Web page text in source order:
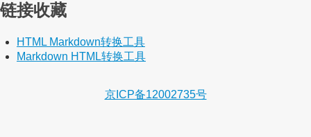
链接收藏
HTML Markdown转换工具
Markdown HTML转换工具
京ICP备12002735号